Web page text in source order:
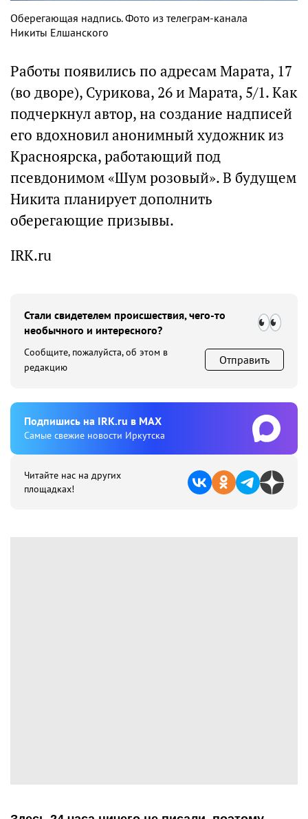
Оберегающая надпись. Фото из телеграм-канала
Никиты Елшанского
Работы появились по адресам Марата, 17
(во дворе), Сурикова, 26 и Марата, 5/1. Как
подчеркнул автор, на создание надписей
его вдохновил анонимный художник из
Красноярска, работающий под
псевдонимом «Шум розовый». В будущем
Никита планирует дополнить
оберегающие призывы.
IRK.ru
Стали свидетелем происшествия, чего-то
необычного и интересного?
Сообщите, пожалуйста, об этом в
редакцию
Отправить
Подпишиcь на IRK.ru в MAX
Cамые свежие новости Иркутска
Читайте нас на других
площадках!